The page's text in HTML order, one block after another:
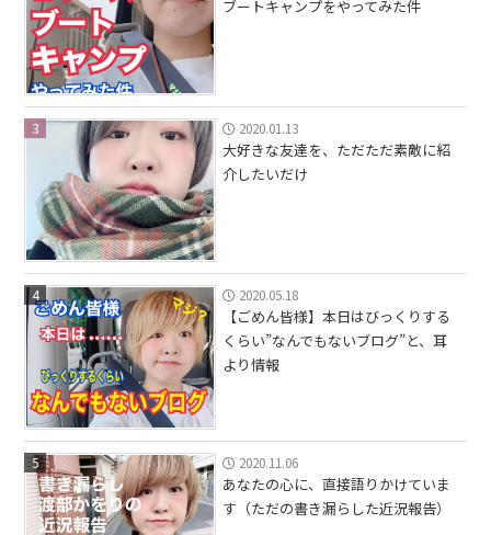
ブートキャンプをやってみた件
3 2020.01.13
大好きな友達を、ただただ素敵に紹
介したいだけ
4 2020.05.18
【ごめん皆様】本日はびっくりする
くらい”なんでもないブログ”と、耳
より情報
5 2020.11.06
あなたの心に、直接語りかけていま
す（ただの書き漏らした近況報告）